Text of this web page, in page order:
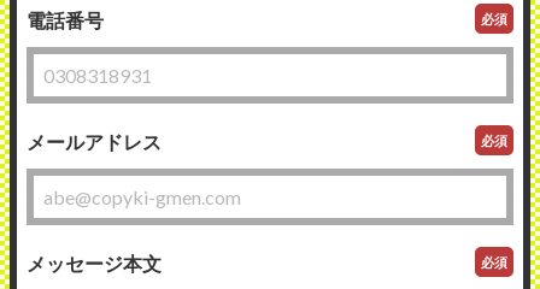
電話番号 必須
メールアドレス 必須
メッセージ本文 必須